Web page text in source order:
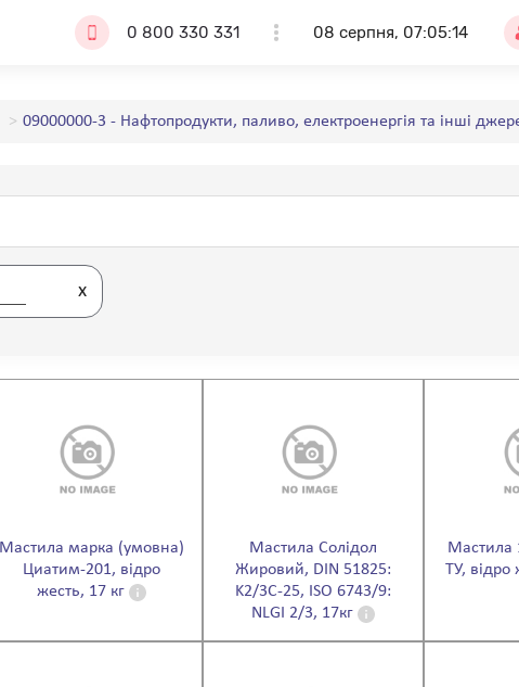
0 800 330 331 08 серпня, 07:05:14
09000000-3 - Нафтопродукти, паливо, електроенергія та інші
x
Мастила марка (умовна)
Циатим-201, відро
жесть, 17 кг
Мастила Солідол
Жировий, DIN 51825:
K2/3C-25, ISO 6743/9:
NLGI 2/3, 17кг
Мастила
ТУ, відро